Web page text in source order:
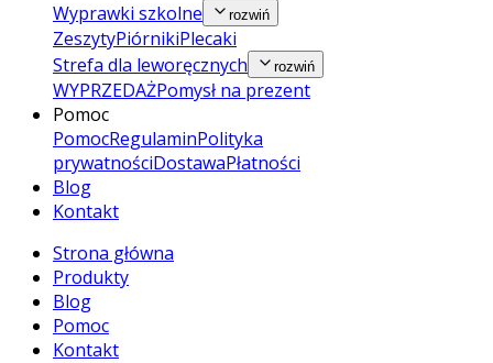
Wyprawki szkolne
rozwiń
ZeszytyPiórnikiPlecaki
Strefa dla leworęcznych
rozwiń
WYPRZEDAŻPomysł na prezent
Pomoc
PomocRegulaminPolityka
prywatnościDostawaPłatności
Blog
Kontakt
Strona główna
Produkty
Blog
Pomoc
Kontakt